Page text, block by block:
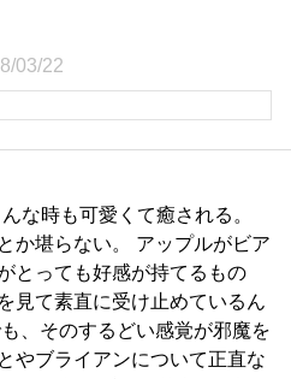
03/22
な時も可愛くて癒される。
か堪らない。 アップルがビア
とっても好感が持てるもの
見て素直に受け止めているん
、そのするどい感覚が邪魔を
やブライアンについて正直な